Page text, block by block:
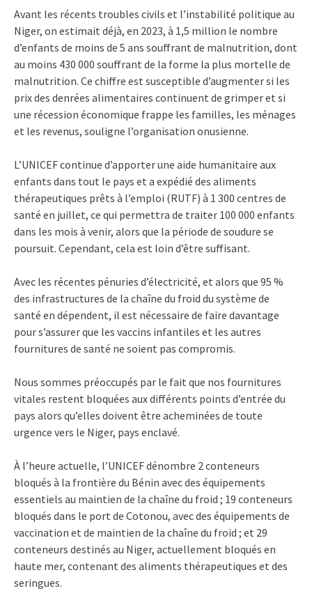
Avant les récents troubles civils et l’instabilité politique au
Niger, on estimait déjà, en 2023, à 1,5 million le nombre
d’enfants de moins de 5 ans souffrant de malnutrition, dont
au moins 430 000 souffrant de la forme la plus mortelle de
malnutrition. Ce chiffre est susceptible d’augmenter si les
prix des denrées alimentaires continuent de grimper et si
une récession économique frappe les familles, les ménages
et les revenus, souligne l’organisation onusienne.
L’UNICEF continue d’apporter une aide humanitaire aux
enfants dans tout le pays et a expédié des aliments
thérapeutiques prêts à l’emploi (RUTF) à 1 300 centres de
santé en juillet, ce qui permettra de traiter 100 000 enfants
dans les mois à venir, alors que la période de soudure se
poursuit. Cependant, cela est loin d’être suffisant.
Avec les récentes pénuries d’électricité, et alors que 95 %
des infrastructures de la chaîne du froid du système de
santé en dépendent, il est nécessaire de faire davantage
pour s’assurer que les vaccins infantiles et les autres
fournitures de santé ne soient pas compromis.
Nous sommes préoccupés par le fait que nos fournitures
vitales restent bloquées aux différents points d’entrée du
pays alors qu’elles doivent être acheminées de toute
urgence vers le Niger, pays enclavé.
À l’heure actuelle, l’UNICEF dénombre 2 conteneurs
bloqués à la frontière du Bénin avec des équipements
essentiels au maintien de la chaîne du froid ; 19 conteneurs
bloqués dans le port de Cotonou, avec des équipements de
vaccination et de maintien de la chaîne du froid ; et 29
conteneurs destinés au Niger, actuellement bloqués en
haute mer, contenant des aliments thérapeutiques et des
seringues.